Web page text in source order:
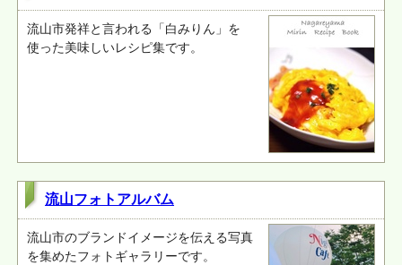
流山市発祥と言われる「白みりん」を
使った美味しいレシピ集です。
流山フォトアルバム
流山市のブランドイメージを伝える写真
を集めたフォトギャラリーです。